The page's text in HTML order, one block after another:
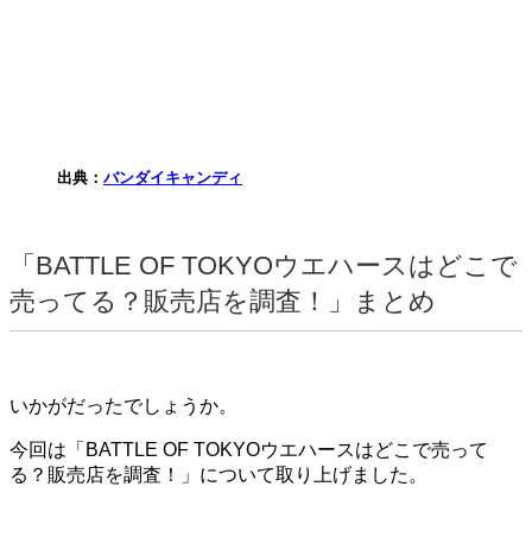
出典： バンダイキャンディ
「BATTLE OF TOKYOウエハースはどこで
売ってる？販売店を調査！」まとめ
いかがだったでしょうか。
今回は「BATTLE OF TOKYOウエハースはどこで売って
る？販売店を調査！」について取り上げました。